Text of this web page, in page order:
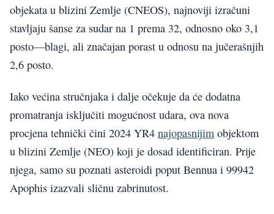
objekata u blizini Zemlje (CNEOS), najnoviji izračuni
stavljaju šanse za sudar na 1 prema 32, odnosno oko 3,1
posto—blagi, ali značajan porast u odnosu na jučerašnjih
2,6 posto.
Iako većina stručnjaka i dalje očekuje da će dodatna
promatranja isključiti mogućnost udara, ova nova
procjena tehnički čini 2024 YR4 najopasnijim objektom
u blizini Zemlje (NEO) koji je dosad identificiran. Prije
njega, samo su poznati asteroidi poput Bennua i 99942
Apophis izazvali sličnu zabrinutost.